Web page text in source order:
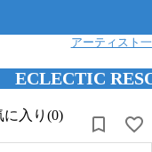
アーティスト
ECLECTIC
に入り(0)